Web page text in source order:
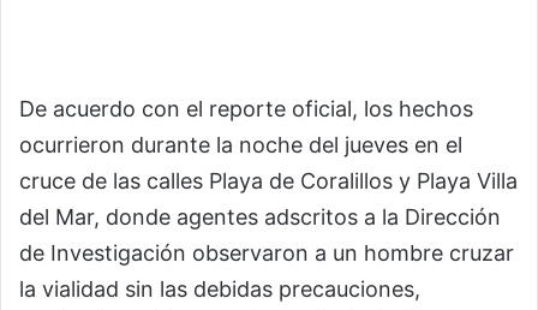
De acuerdo con el reporte oficial, los hechos
ocurrieron durante la noche del jueves en el
cruce de las calles Playa de Coralillos y Playa Villa
del Mar, donde agentes adscritos a la Dirección
de Investigación observaron a un hombre cruzar
la vialidad sin las debidas precauciones,